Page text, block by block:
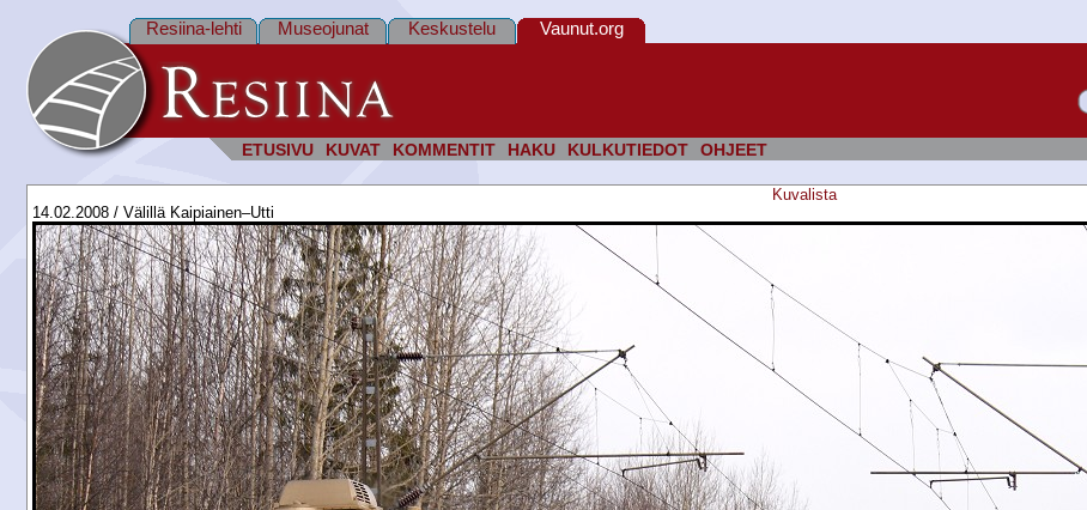
ETUSIVU KUVAT KOMMENTIT HAKU KULKUTIEDOT OHJEET
Resiina-lehti Museojunat Keskustelu Vaunut.org
Kuvalista
14.02.2008 / Välillä Kaipiainen–Utti